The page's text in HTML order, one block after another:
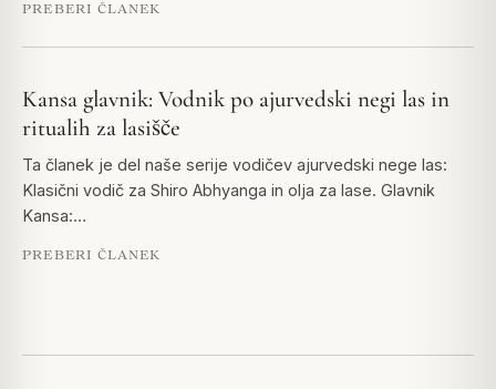
PREBERI ČLANEK
Kansa glavnik: Vodnik po ajurvedski negi las in
ritualih za lasišče
Ta članek je del naše serije vodičev ajurvedski nege las:
Klasični vodič za Shiro Abhyanga in olja za lase. Glavnik
Kansa:…
PREBERI ČLANEK